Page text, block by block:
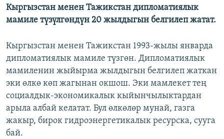
Кыргызстан менен Тажикстан дипломатиялык
мамиле түзүлгөндүн 20 жылдыгын белгилеп жатат.
Кыргызстан менен Тажикстан 1993-жылы январда
дипломатиялык мамиле түзгөн. Дипломатиялык
мамиленин жыйырма жылдыгын белгилеп жаткан
эки өлкө көп жагынан окшош. Эки мамлекет тең
социалдык-экономикалык кыйынчылыктардан
арыла албай келатат. Бул өлкөлөр мунай, газга
жакыр, бирок гидроэнергетикалык ресурска, сууга
бай.